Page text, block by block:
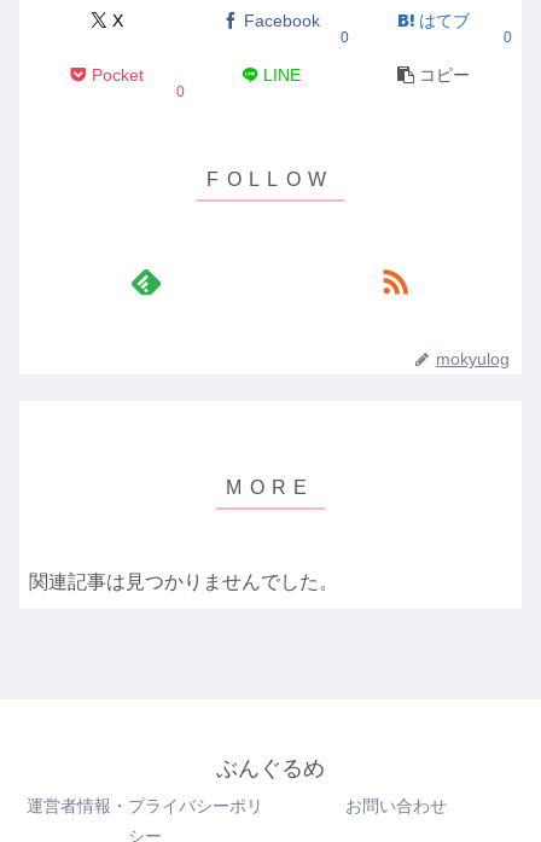
X Facebook
0
はてブ
0
Pocket
0
LINE コピー
mokyulog
関連記事は見つかりませんでした。
ぶんぐるめ
運営者情報・プライバシーポリ
シー
お問い合わせ